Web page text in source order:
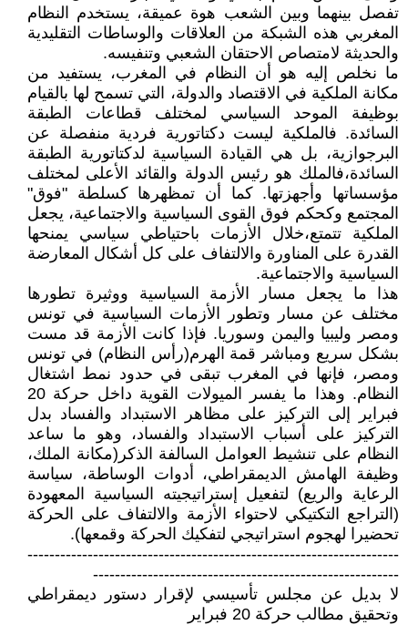
تفصل بينهما وبين الشعب هوة عميقة، يستخدم النظام
المغربي هذه الشبكة من العلاقات والوساطات التقليدية
والحديثة لامتصاص الاحتقان الشعبي وتنفيسه.
ما نخلص إليه هو أن النظام في المغرب، يستفيد من
مكانة الملكية في الاقتصاد والدولة، التي تسمح لها بالقيام
بوظيفة الموحد السياسي لمختلف قطاعات الطبقة
السائدة. فالملكية ليست دكتاتورية فردية منفصلة عن
البرجوازية، بل هي القيادة السياسية لدكتاتورية الطبقة
السائدة،فالملك هو رئيس الدولة والقائد الأعلى لمختلف
مؤسساتها وأجهزتها. كما أن تمظهرها كسلطة "فوق"
المجتمع وكحكم فوق القوى السياسية والاجتماعية، يجعل
الملكية تتمتع،خلال الأزمات باحتياطي سياسي يمنحها
القدرة على المناورة والالتفاف على كل أشكال المعارضة
السياسية والاجتماعية.
هذا ما يجعل مسار الأزمة السياسية ووثيرة تطورها
مختلف عن مسار وتطور الأزمات السياسية في تونس
ومصر وليبيا واليمن وسوريا. فإذا كانت الأزمة قد مست
بشكل سريع ومباشر قمة الهرم(رأس النظام) في تونس
ومصر، فإنها في المغرب تبقى في حدود نمط اشتغال
النظام. وهذا ما يفسر الميولات القوية داخل حركة 20
فبراير إلى التركيز على مظاهر الاستبداد والفساد بدل
التركيز على أسباب الاستبداد والفساد، وهو ما ساعد
النظام على تنشيط العوامل السالفة الذكر(مكانة الملك،
وظيفة الهامش الديمقراطي، أدوات الوساطة، سياسة
الرعاية والريع) لتفعيل إستراتيجيته السياسية المعهودة
(التراجع التكتيكي لاحتواء الأزمة والالتفاف على الحركة
تحضيرا لهجوم استراتيجي لتفكيك الحركة وقمعها).
--------------------------------------------------------------------
--------------------------------------------------------
لا بديل عن مجلس تأسيسي لإقرار دستور ديمقراطي
وتحقيق مطالب حركة 20 فبراير